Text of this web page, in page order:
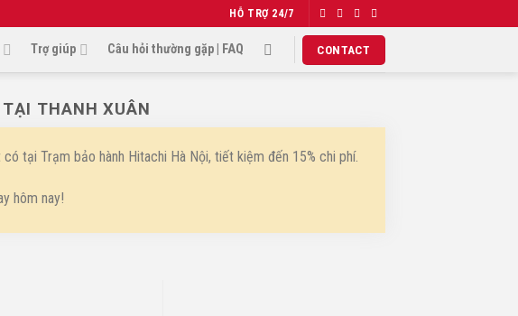
HỖ TRỢ 24/7
Trợ giúp Câu hỏi thường gặp | FAQ CONTACT
THANH XUÂN
tại Trạm bảo hành Hitachi Hà Nội, tiết kiệm đến 15% chi phí.
hôm nay!